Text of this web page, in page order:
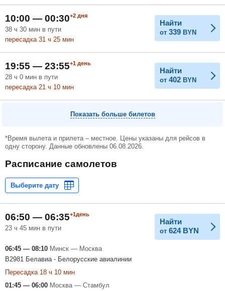
10:00 — 00:30+2 дня
38 ч 30 мин в пути
пересадка 31 ч 25 мин
Найти
от 339 BYN
19:55 — 23:55+1 день
28 ч 0 мин в пути
пересадка 21 ч 10 мин
Найти
от 402 BYN
Показать больше билетов
*Время вылета и прилета – местное. Цены указаны для рейсов в
одну сторону. Данные обновлены 06.08.2026.
Расписание самолетов
06:50 — 06:35+1день
23 ч 45 мин в пути
Найти
от 624 BYN
06:45 — 08:10 Минск — Москва
B2981 Белавиа - Белорусские авиалинии
Пересадка 18 ч 10 мин
01:45 — 06:00 Москва — Стамбул